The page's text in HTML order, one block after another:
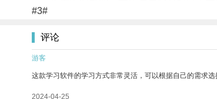
#3#
评论
游客
这款学习软件的学习方式非常灵活，可以根据自己的需求
2024-04-25